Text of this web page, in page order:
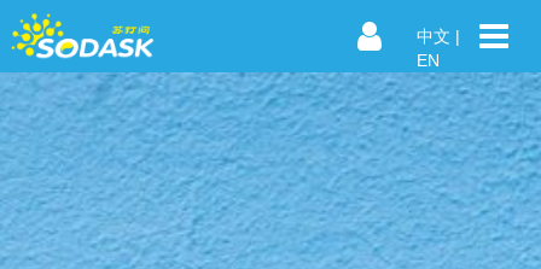
中文 |
EN